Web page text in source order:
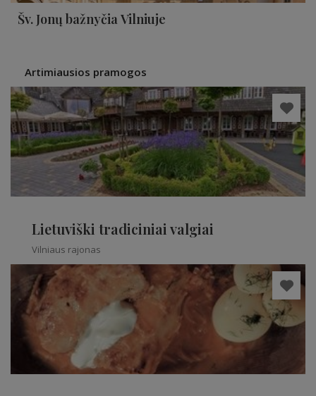
Šv. Jonų bažnyčia Vilniuje
Artimiausios pramogos
Lietuviški tradiciniai valgiai
Vilniaus rajonas